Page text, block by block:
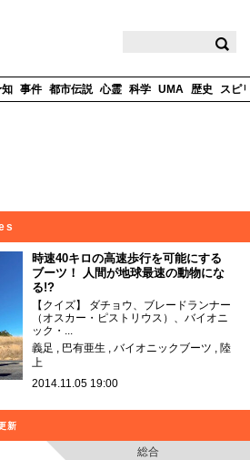
事件 都市伝説 心霊 科学 UMA 歴史 スピ
時速40キロの高速歩行を可能にする
ブーツ！ 人間が地球最速の動物にな
る!?
【クイズ】 ダチョウ、ブレードランナー
（オスカー・ピストリウス）、バイオニ
ック・...
義足
巴有亜生 バイオニックブーツ
陸
上
2014.11.05 19:00
新
総合